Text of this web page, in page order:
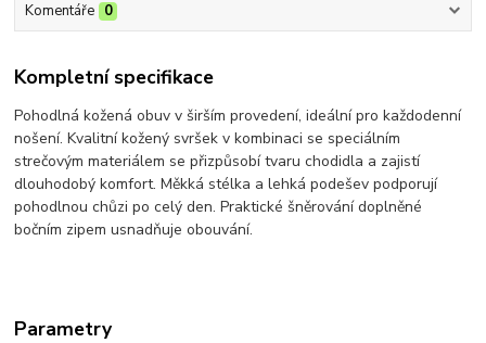
Komentáře 0
Kompletní specifikace
Pohodlná kožená obuv v širším provedení, ideální pro každodenní
nošení. Kvalitní kožený svršek v kombinaci se speciálním
strečovým materiálem se přizpůsobí tvaru chodidla a zajistí
dlouhodobý komfort. Měkká stélka a lehká podešev podporují
pohodlnou chůzi po celý den. Praktické šněrování doplněné
bočním zipem usnadňuje obouvání.
Parametry